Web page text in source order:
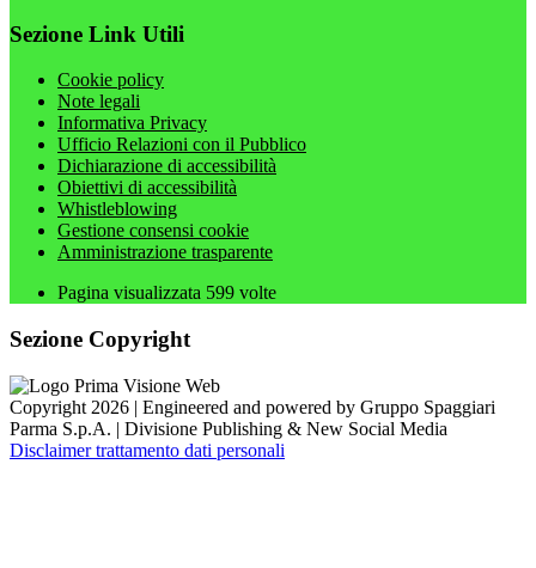
Sezione Link Utili
Cookie policy
Note legali
Informativa Privacy
Ufficio Relazioni con il Pubblico
Dichiarazione di accessibilità
Obiettivi di accessibilità
Whistleblowing
Gestione consensi cookie
Amministrazione trasparente
Pagina visualizzata 599 volte
Sezione Copyright
Copyright 2026 | Engineered and powered by Gruppo Spaggiari
Parma S.p.A. | Divisione Publishing & New Social Media
Disclaimer trattamento dati personali